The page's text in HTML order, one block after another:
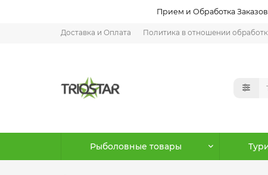
Прием и Обработка
Доставка и Оплата Политика в отношении
Рыболовные товары